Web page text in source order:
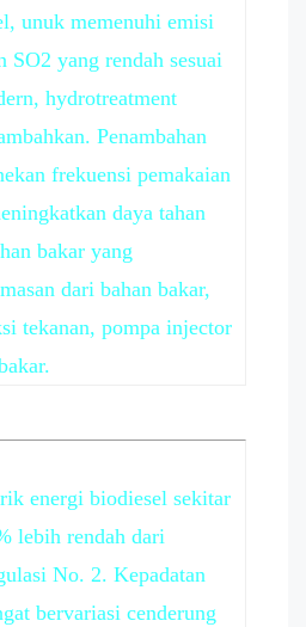
unuk memenuhi emisi
SO2 yang rendah sesuai
hydrotreatment
Penambahan
frekuensi pemakaian
daya tahan
bakar yang
dari bahan bakar,
tekanan, pompa injector
energi biodiesel sekitar
lebih rendah dari
No. 2. Kepadatan
bervariasi cenderung